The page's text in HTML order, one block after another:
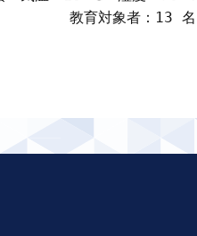
教育対象者：13 名